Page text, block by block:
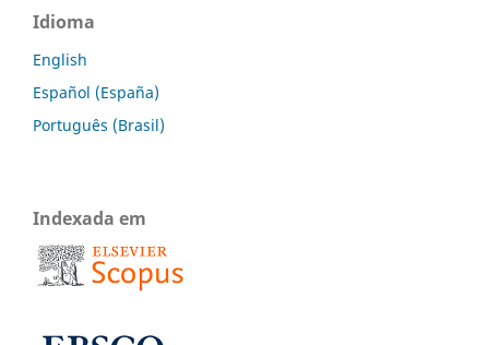
Idioma
English
Español (España)
Português (Brasil)
Indexada em